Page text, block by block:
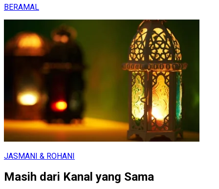
BERAMAL
JASMANI & ROHANI
Masih dari Kanal yang Sama